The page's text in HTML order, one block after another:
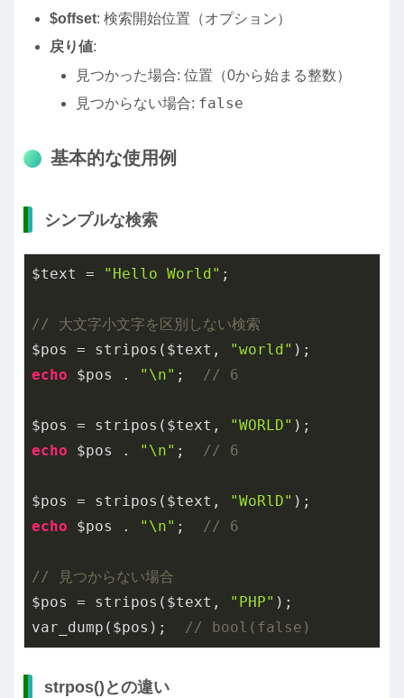
$offset: 検索開始位置（オプション）
戻り値:
見つかった場合: 位置（0から始まる整数）
見つからない場合: false
基本的な使用例
シンプルな検索
$text = "Hello World" ;
// 大文字小文字を区別しない検索
$pos = stripos($text,
"world"
echo $pos . "\n" ; // 6
$pos = stripos($text, "WORLD"
echo $pos . "\n" ; // 6
$pos = stripos($text, "WoRlD"
echo $pos . "\n" ; // 6
// 見つからない場合
$pos = stripos($text,
"PHP" );
var_dump($pos); // bool(false)
strpos()との違い